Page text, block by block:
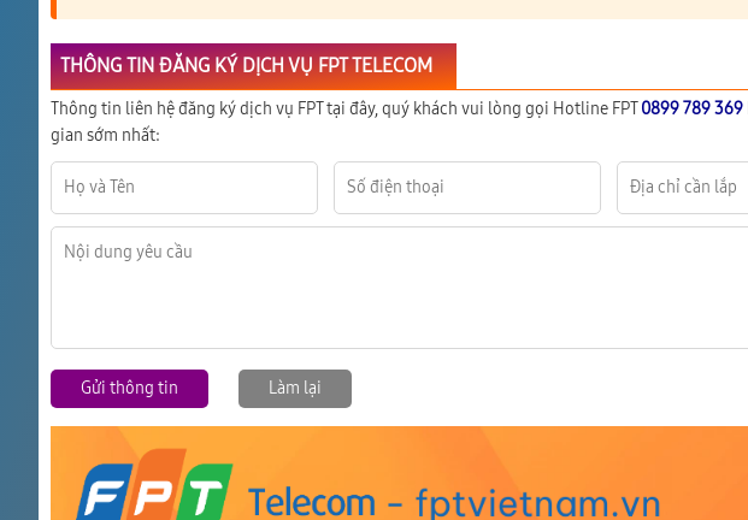
THÔNG TIN ĐĂNG KÝ DỊCH VỤ FPT TELECOM
Thông tin liên hệ đăng ký dịch vụ FPT tại đây, quý khách vui lòng gọi Hotline FPT0899 789 369
gian sớm nhất:
Gửi thông tin Làm lại